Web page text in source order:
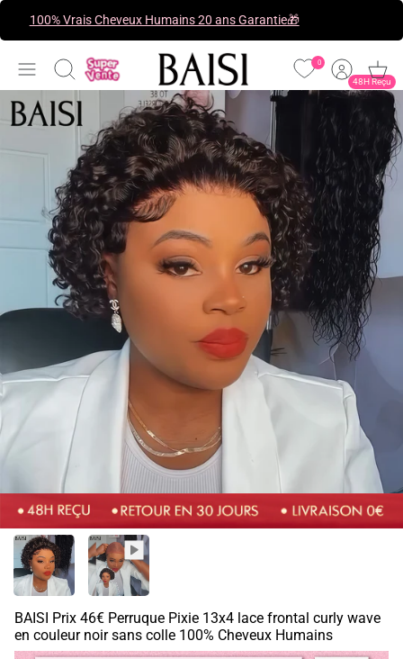
100% Vrais Cheveux Humains 20 ans Garantie🎁
Recherche 48H Reçu
0
BAISI Prix 46€ Perruque Pixie 13x4 lace frontal curly wave
en couleur noir sans colle 100% Cheveux Humains